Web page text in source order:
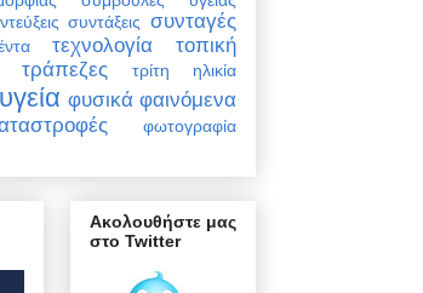
συντάξεις συνταγές
τεχνολογία
τοπική
τράπεζες τρίτη ηλικία
υγεία φυσικά φαινόμενα
φωτογραφία
Ακολουθήστε μας
στο Twitter